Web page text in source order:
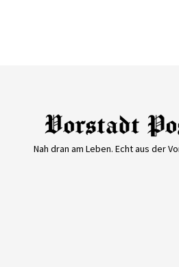
Nah dran am Leben. Echt aus der